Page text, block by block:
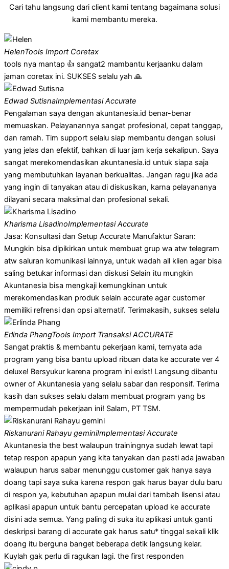
Cari tahu langsung dari client kami tentang bagaimana solusi
kami membantu mereka.
HelenTools Import Coretax
tools nya mantap 👍 sangat2 mambantu kerjaanku dalam
jaman coretax ini. SUKSES selalu yah 🙏
Edwad SutisnaImplementasi Accurate
Pengalaman saya dengan akuntanesia.id benar-benar
memuaskan. Pelayanannya sangat profesional, cepat tanggap,
dan ramah. Tim support selalu siap membantu dengan solusi
yang jelas dan efektif, bahkan di luar jam kerja sekalipun. Saya
sangat merekomendasikan akuntanesia.id untuk siapa saja
yang membutuhkan layanan berkualitas. Jangan ragu jika ada
yang ingin di tanyakan atau di diskusikan, karna pelayananya
dilayani secara maksimal dan profesional sekali.
Kharisma LisadinoImplementasi Accurate
Jasa: Konsultasi dan Setup Accurate Manufaktur Saran:
Mungkin bisa dipikirkan untuk membuat grup wa atw telegram
atw saluran komunikasi lainnya, untuk wadah all klien agar bisa
saling betukar informasi dan diskusi Selain itu mungkin
Akuntanesia bisa mengkaji kemungkinan untuk
merekomendasikan produk selain accurate agar customer
memiliki refrensi dan opsi alternatif. Terimakasih, sukses selalu
Erlinda PhangTools Import Transaksi ACCURATE
Sangat praktis & membantu pekerjaan kami, ternyata ada
program yang bisa bantu upload ribuan data ke accurate ver 4
deluxe! Bersyukur karena program ini exist! Langsung dibantu
owner of Akuntanesia yang selalu sabar dan responsif. Terima
kasih dan sukses selalu dalam membuat program yang bs
mempermudah pekerjaan ini! Salam, PT TSM.
Riskanurani Rahayu geminiImplementasi Accurate
Akuntanesia the best walaupun trainingnya sudah lewat tapi
tetap respon apapun yang kita tanyakan dan pasti ada jawaban
walaupun harus sabar menunggu customer gak hanya saya
doang tapi saya suka karena respon gak harus bayar dulu baru
di respon ya, kebutuhan apapun mulai dari tambah lisensi atau
aplikasi apapun untuk bantu percepatan upload ke accurate
disini ada semua. Yang paling di suka itu aplikasi untuk ganti
deskripsi barang di accurate gak harus satu* tinggal sekali klik
doang itu berguna banget beberapa detik langsung kelar.
Kuylah gak perlu di ragukan lagi. the first responden